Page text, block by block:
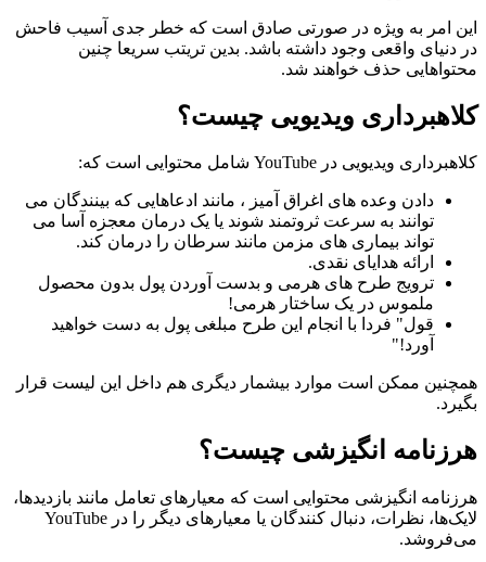
این امر به ویژه در صورتی صادق است که خطر جدی آسیب فاحش
در دنیای واقعی وجود داشته باشد. بدین تریتب سریعا چنین
محتواهایی حذف خواهند شد.
کلاهبرداری ویدیویی چیست؟
کلاهبرداری ویدیویی در YouTube شامل محتوایی است که:
دادن وعده های اغراق آمیز ، مانند ادعاهایی که بینندگان می
توانند به سرعت ثروتمند شوند یا یک درمان معجزه آسا می
تواند بیماری های مزمن مانند سرطان را درمان کند.
ارائه هدایای نقدی.
ترویج طرح های هرمی و بدست آوردن پول بدون محصول
ملموس در یک ساختار هرمی!
قول" فردا با انجام این طرح مبلغی پول به دست خواهید
آورد!"
همچنین ممکن است موارد بیشمار دیگری هم داخل این لیست قرار
بگیرد.
هرزنامه انگیزشی چیست؟
هرزنامه انگیزشی محتوایی است که معیارهای تعامل مانند بازدیدها،
لایک‌ها، نظرات، دنبال کنندگان یا معیارهای دیگر را در YouTube
می‌فروشد.